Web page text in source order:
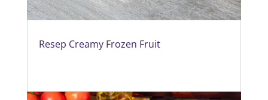
Resep Creamy Frozen Fruit